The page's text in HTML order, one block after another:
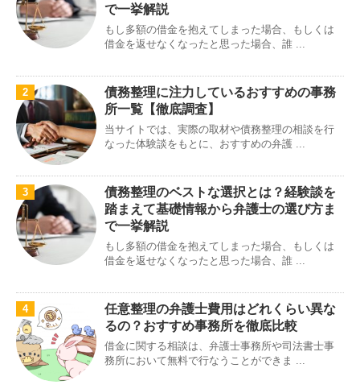
で一挙解説
もし多額の借金を抱えてしまった場合、もしくは
借金を返せなくなったと思った場合、誰 ...
2
債務整理に注力しているおすすめの事務
所一覧【徹底調査】
当サイトでは、実際の取材や債務整理の相談を行
なった体験談をもとに、おすすめの弁護 ...
3
債務整理のベストな選択とは？経験談を
踏まえて基礎情報から弁護士の選び方ま
で一挙解説
もし多額の借金を抱えてしまった場合、もしくは
借金を返せなくなったと思った場合、誰 ...
4
任意整理の弁護士費用はどれくらい異な
るの？おすすめ事務所を徹底比較
借金に関する相談は、弁護士事務所や司法書士事
務所において無料で行なうことができま ...